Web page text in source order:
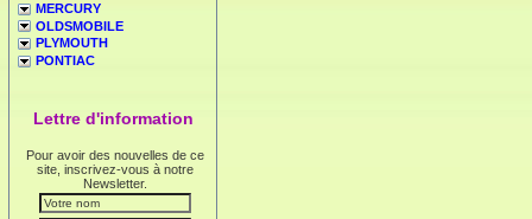
MERCURY
OLDSMOBILE
PLYMOUTH
PONTIAC
Lettre d'information
Pour avoir des nouvelles de ce
site, inscrivez-vous à notre
Newsletter.